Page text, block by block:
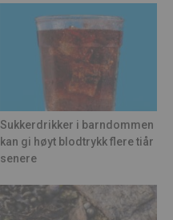
Sukkerdrikker i barndommen
kan gi høyt blodtrykk flere tiår
senere